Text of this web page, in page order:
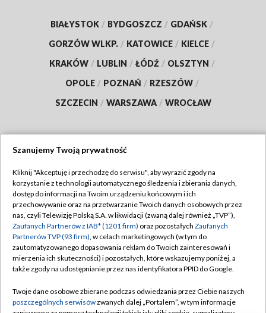
BIAŁYSTOK / BYDGOSZCZ / GDAŃSK /
GORZÓW WLKP. / KATOWICE / KIELCE /
KRAKÓW / LUBLIN / ŁÓDŹ / OLSZTYN /
OPOLE / POZNAŃ / RZESZÓW /
SZCZECIN / WARSZAWA / WROCŁAW
TVP
Abonament TVP
Emisja w TVP
Centrum informacji TVP
Naziemna Telewizja Cyfrowa
Rada Programowa
Regulamin TVP
Polityka prywatności
Moje zgody
Pomoc
Kontakt
Szanujemy Twoją prywatność
Kliknij "Akceptuję i przechodzę do serwisu", aby wyrazić zgody na
korzystanie z technologii automatycznego śledzenia i zbierania danych,
dostęp do informacji na Twoim urządzeniu końcowym i ich
przechowywanie oraz na przetwarzanie Twoich danych osobowych przez
nas, czyli Telewizję Polską S.A. w likwidacji (zwaną dalej również „TVP”),
Zaufanych Partnerów z IAB* (1201 firm) oraz pozostałych Zaufanych
Partnerów TVP (93 firm), w celach marketingowych (w tym do
zautomatyzowanego dopasowania reklam do Twoich zainteresowań i
mierzenia ich skuteczności) i pozostałych, które wskazujemy poniżej, a
także zgody na udostępnianie przez nas identyfikatora PPID do Google.
Twoje dane osobowe zbierane podczas odwiedzania przez Ciebie naszych
poszczególnych serwisówzwanych dalej „Portalem”, w tym informacje